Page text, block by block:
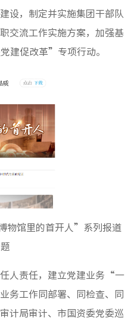
设，制定并实施集团干部队
交流工作实施方案，加强基
建促改革”专项行动。
物馆里的首开人”系列报道
人责任，建立党建业务“一
务工作同部署、同检查、同
计局审计、市国资委党委巡